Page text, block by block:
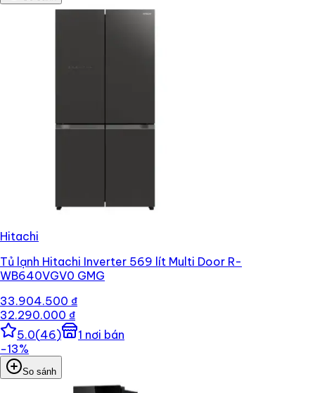
Hitachi
Tủ lạnh Hitachi Inverter 569 lít Multi Door R-
WB640VGV0 GMG
33.904.500 ₫
32.290.000 ₫
5.0(46) 1 nơi bán
−13%
So sánh